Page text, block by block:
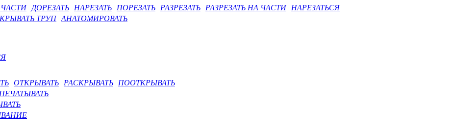
ЧАСТИ ДОРЕЗАТЬ НАРЕЗАТЬ ПОРЕЗАТЬ РАЗРЕЗАТЬ РАЗРЕЗАТЬ НА ЧАСТИ
НАРЕЗАТЬСЯ
ТРУП АНАТОМИРОВАТЬ
ОТКРЫВАТЬ РАСКРЫВАТЬ
ПООТКРЫВАТЬ